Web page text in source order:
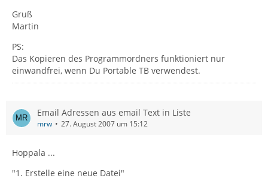
Gruß
Martin
PS:
Das Kopieren des Programmordners funktioniert nur
einwandfrei, wenn Du Portable TB verwendest.
Email Adressen aus email Text in Liste
mrw 27. August 2007 um 15:12
Hoppala ...
"1. Erstelle eine neue Datei"